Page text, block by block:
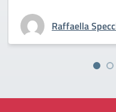
Raffaella